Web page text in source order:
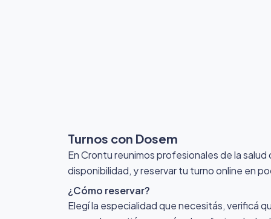
Turnos con Dosem
En Crontu reunimos profesionales de la
disponibilidad, y reservar tu turno online en
¿Cómo reservar?
Elegí la especialidad que necesitás, verificá